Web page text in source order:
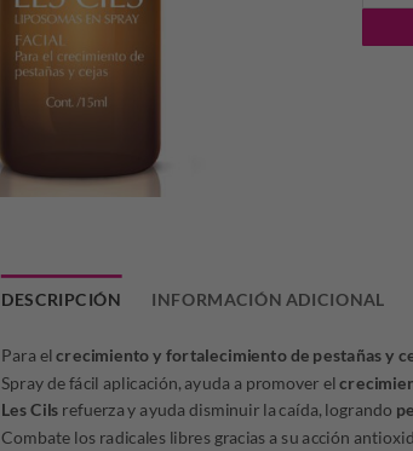
DESCRIPCIÓN INFORMACIÓN ADICIONAL
Para elcrecimiento y fortalecimiento de pestañas y
Spray de fácil aplicación, ayuda a promover el
Les Cils refuerza y ayuda disminuir la caída, logrando
Combate los radicales libres gracias a su acción